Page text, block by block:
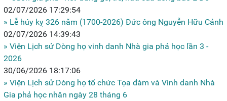
02/07/2026 17:29:54
» Lễ húy kỵ 326 năm (1700-2026) Đức ông Nguyễn Hữu Cảnh
02/07/2026 14:39:43
» Viện Lịch sử Dòng họ vinh danh Nhà gia phả học lần 3 -
2026
30/06/2026 18:17:06
» Viện Lịch sử Dòng họ tổ chức Tọa đàm và Vinh danh Nhà
Gia phả học nhân ngày 28 tháng 6